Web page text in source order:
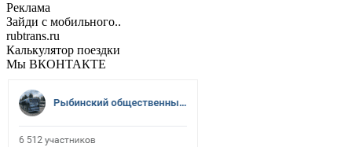
Реклама
Зайди с мобильного..
rubtrans.ru
Калькулятор поездки
Мы ВКОНТАКТЕ